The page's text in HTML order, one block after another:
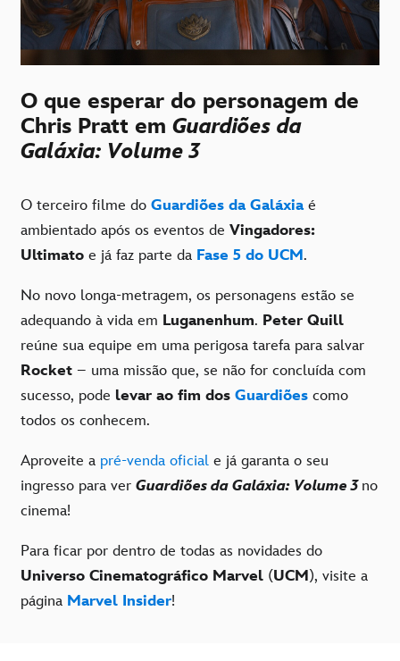
O que esperar do personagem de
Chris Pratt em Guardiões da
Galáxia: Volume 3
O terceiro filme do Guardiões da Galáxiaé
ambientado após os eventos de Vingadores:
Ultimato e já faz parte da Fase 5 do UCM.
No novo longa-metragem, os personagens estão se
adequando à vida em Luganenhum. Peter Quill
reúne sua equipe em uma perigosa tarefa para salvar
Rocket – uma missão que, se não for concluída com
sucesso, pode levar ao fim dos Guardiões como
todos os conhecem.
Aproveite a pré-venda oficial e já garanta o seu
ingresso para ver Guardiões da Galáxia: Volume 3 no
cinema!
Para ficar por dentro de todas as novidades do
Universo Cinematográfico Marvel (UCM), visite a
página Marvel Insider!